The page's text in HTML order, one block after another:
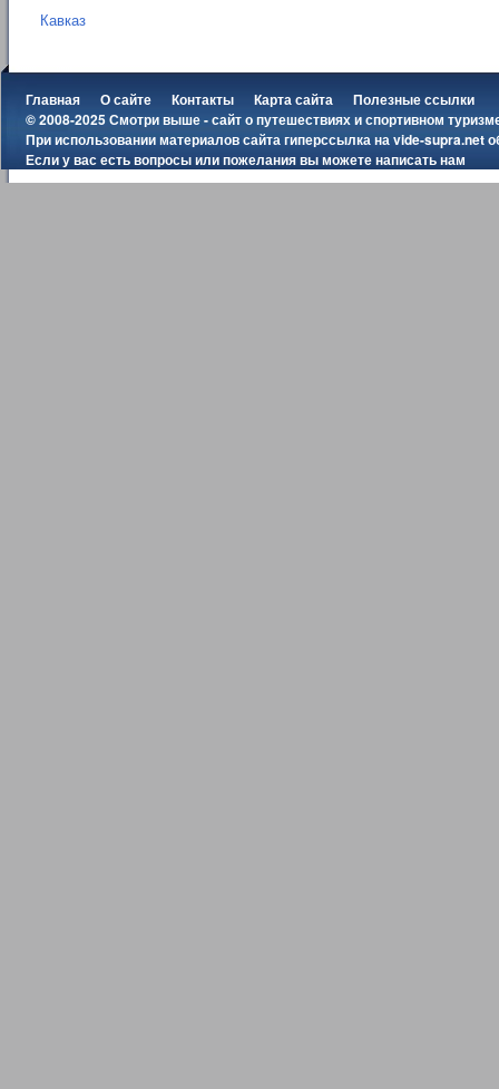
Кавказ
Главная О сайте Контакты Карта сайта
Полезные ссылки
© 2008-2025 Смотри выше - сайт о путешествиях и спортивном
При использовании материалов сайта гиперссылка наvide-supra.net
Если у вас есть вопросы или пожелания вы можетенаписать нам